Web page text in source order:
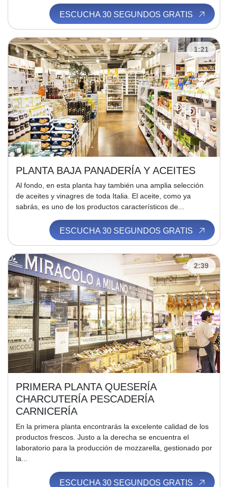
ESCUCHA 30 SEGUNDOS GRATIS
1:21
PLANTA BAJA PANADERÍA Y ACEITES
Al fondo, en esta planta hay también una amplia selección
de aceites y vinagres de toda Italia. El aceite, como ya
sabrás, es uno de los productos característicos de...
ESCUCHA 30 SEGUNDOS GRATIS
2:39
PRIMERA PLANTA QUESERÍA
CHARCUTERÍA PESCADERÍA
CARNICERÍA
En la primera planta encontrarás la excelente calidad de los
productos frescos. Justo a la derecha se encuentra el
laboratorio para la producción de mozzarella, gestionado por
la...
ESCUCHA 30 SEGUNDOS GRATIS